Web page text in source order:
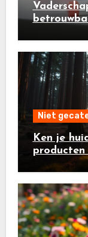
Niet
Ken je